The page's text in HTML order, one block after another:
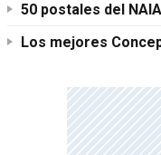
50 postales del
Los mejores